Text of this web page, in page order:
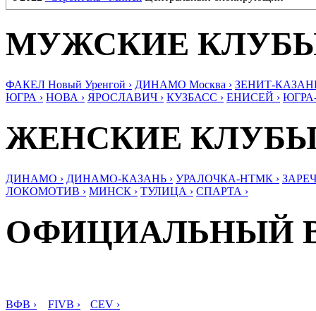
МУЖСКИЕ
ФАКЕЛ Новый Уренгой › ДИНАМО Москва › ЗЕНИТ-
ЮГРА › НОВА › ЯРОСЛАВИЧ › КУЗБАСС › ЕНИСЕЙ ›
ЖЕНСКИЕ
ДИНАМО › ДИНАМО-КАЗАНЬ › УРАЛОЧКА-НТМК ›
ЛОКОМОТИВ › МИНСК › ТУЛИЦА › СПАРТА ›
ОФИЦИАЛЬНЫЙ
ВФВ › FIVB › CEV ›